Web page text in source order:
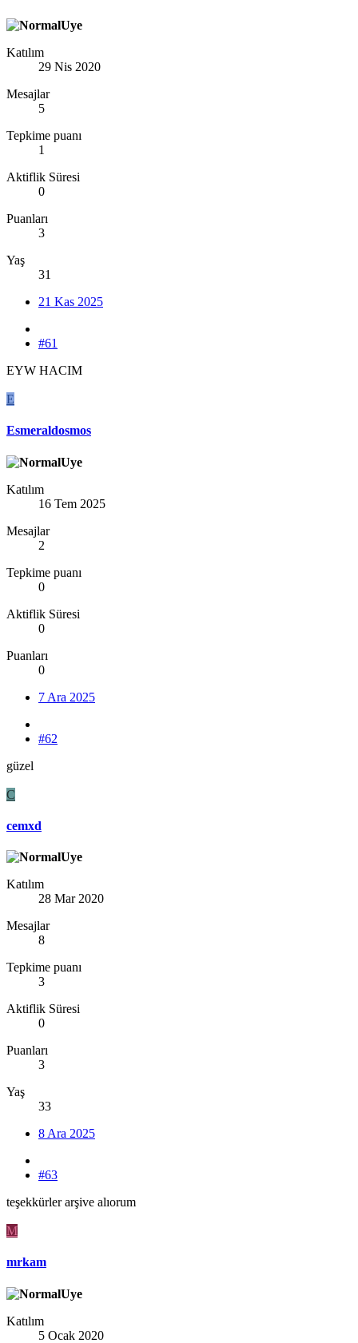
Katılım
29 Nis 2020
Mesajlar
5
Tepkime puanı
1
Aktiflik Süresi
0
Puanları
3
Yaş
31
21 Kas 2025
#61
EYW HACIM
E
Esmeraldosmos
Katılım
16 Tem 2025
Mesajlar
2
Tepkime puanı
0
Aktiflik Süresi
0
Puanları
0
7 Ara 2025
#62
güzel
C
cemxd
Katılım
28 Mar 2020
Mesajlar
8
Tepkime puanı
3
Aktiflik Süresi
0
Puanları
3
Yaş
33
8 Ara 2025
#63
teşekkürler arşive alıorum
M
mrkam
Katılım
5 Ocak 2020